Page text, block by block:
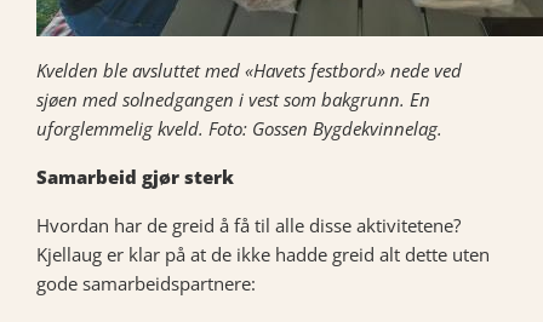
Kvelden ble avsluttet med «Havets festbord» nede ved
sjøen med solnedgangen i vest som bakgrunn. En
uforglemmelig kveld. Foto: Gossen Bygdekvinnelag.
Samarbeid gjør sterk
Hvordan har de greid å få til alle disse aktivitetene?
Kjellaug er klar på at de ikke hadde greid alt dette uten
gode samarbeidspartnere: